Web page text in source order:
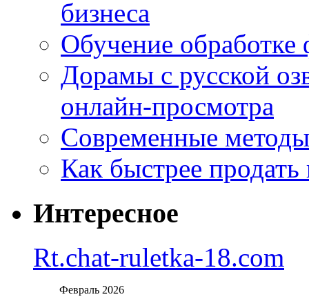
бизнеса
Обучение
Дорамы с русской
онлайн-просмотра
Современные
Как быстрее
Интересное
Rt.chat-ruletka-18.com
Февраль 2026